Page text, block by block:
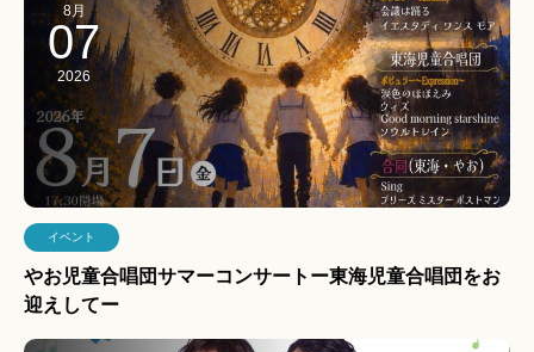
8月
07
2026
イベント
やお児童合唱団サマーコンサートー東海児童合唱団をお
迎えしてー